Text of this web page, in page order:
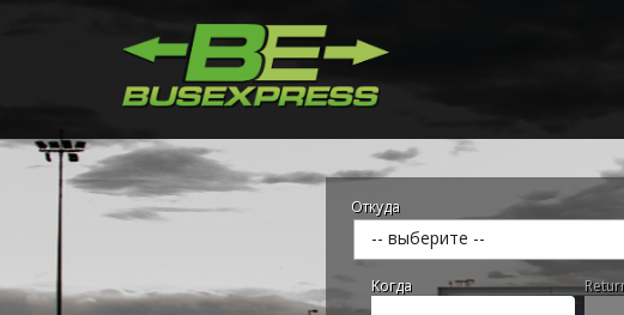
Откуда
-- выберите --
Kогда